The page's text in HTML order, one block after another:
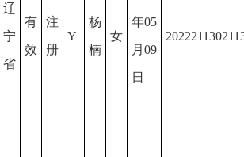
辽
宁
省
有
效
注
册
Y
杨
楠
女
年05
月09
日